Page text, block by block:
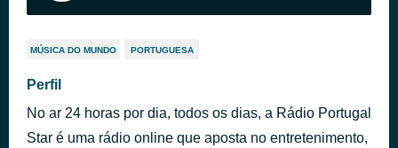
MÚSICA DO MUNDO PORTUGUESA
Perfil
No ar 24 horas por dia, todos os dias, a Rádio Portugal
Star é uma rádio online que aposta no entretenimento,